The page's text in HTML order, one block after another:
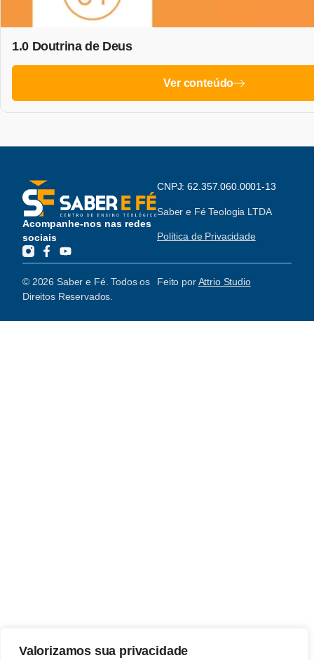
Valorizamos sua privacidade
1.0 Doutrina de Deus
Ver conteúdo
Acompanhe-nos nas redes
sociais
CNPJ: 62.357.060.0001-13
Saber e Fé Teologia LTDA
Política de Privacidade
© 2026 Saber e Fé. Todos os
Direitos Reservados.
Feito porAttrio Studio